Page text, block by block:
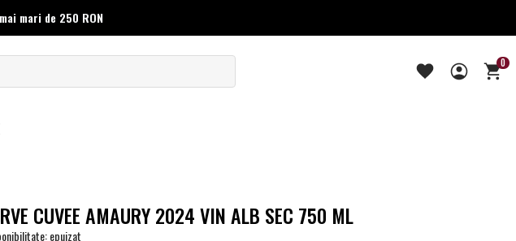
mari de 250 RON
0
CUVEE AMAURY 2024 VIN ALB SEC 750 ML
epuizat